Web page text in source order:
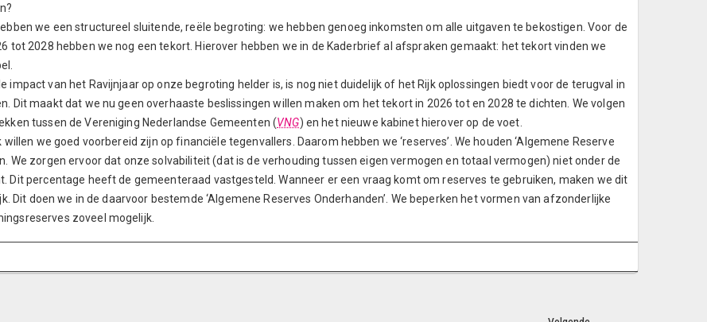
we een structureel sluitende, reële begroting: we hebben genoeg inkomsten om alle uitgaven te bekostigen. Voor de
tot 2028 hebben we nog een tekort. Hierover hebben we in de Kaderbrief al afspraken gemaakt: het tekort vinden we
impact van het Ravijnjaar op onze begroting helder is, is nog niet duidelijk of het Rijk oplossingen biedt voor de terugval in
Dit maakt dat we nu geen overhaaste beslissingen willen maken om het tekort in 2026 tot en 2028 te dichten. We volgen
tussen de Vereniging Nederlandse Gemeenten (VNG) en het nieuwe kabinet hierover op de voet.
willen we goed voorbereid zijn op financiële tegenvallers. Daarom hebben we ‘reserves’. We houden ‘Algemene Reserve
We zorgen ervoor dat onze solvabiliteit (dat is de verhouding tussen eigen vermogen en totaal vermogen) niet onder de
Dit percentage heeft de gemeenteraad vastgesteld. Wanneer er een vraag komt om reserves te gebruiken, maken we dit
Dit doen we in de daarvoor bestemde ‘Algemene Reserves Onderhanden’. We beperken het vormen van afzonderlijke
zoveel mogelijk.